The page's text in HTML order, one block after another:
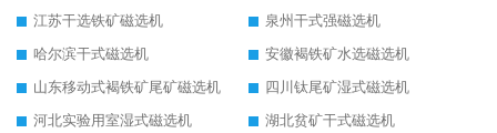
江苏干选铁矿磁选机
泉州干式强磁选机
哈尔滨干式磁选机
安徽褐铁矿水选磁选机
山东移动式褐铁矿尾矿磁选机
四川钛尾矿湿式磁选机
河北实验用室湿式磁选机
湖北贫矿干式磁选机